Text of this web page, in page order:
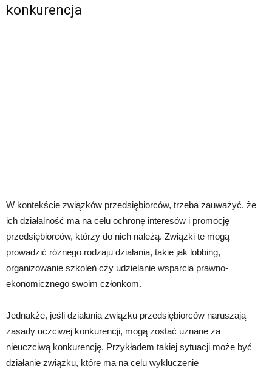
konkurencja
W kontekście związków przedsiębiorców, trzeba zauważyć, że
ich działalność ma na celu ochronę interesów i promocję
przedsiębiorców, którzy do nich należą. Związki te mogą
prowadzić różnego rodzaju działania, takie jak lobbing,
organizowanie szkoleń czy udzielanie wsparcia prawno-
ekonomicznego swoim członkom.
Jednakże, jeśli działania związku przedsiębiorców naruszają
zasady uczciwej konkurencji, mogą zostać uznane za
nieuczciwą konkurencję. Przykładem takiej sytuacji może być
działanie związku, które ma na celu wykluczenie